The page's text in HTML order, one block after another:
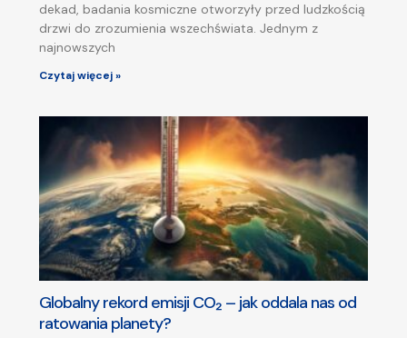
dekad, badania kosmiczne otworzyły przed ludzkością
drzwi do zrozumienia wszechświata. Jednym z
najnowszych
Czytaj więcej »
Globalny rekord emisji CO₂ – jak oddala nas od
ratowania planety?